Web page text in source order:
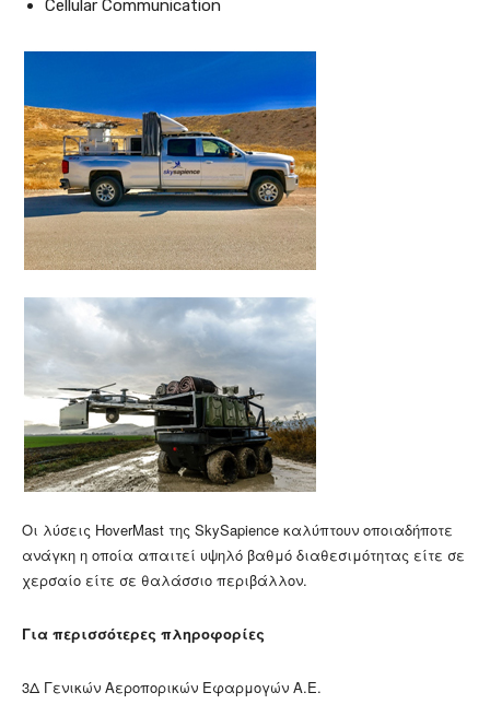
Cellular Communication
Oι λύσεις HoverMast της SkySapience καλύπτουν οποιαδήποτε
ανάγκη η οποία απαιτεί υψηλό βαθμό διαθεσιμότητας είτε σε
χερσαίο είτε σε θαλάσσιο περιβάλλον.
Για περισσότερες πληροφορίες
3Δ Γενικών Αεροπορικών Εφαρμογών Α.Ε.